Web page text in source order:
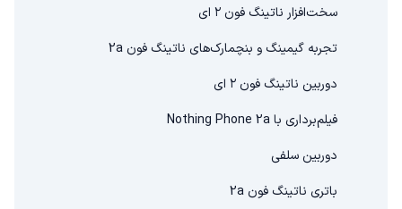
سخت‌افزار ناتینگ فون ۲ ای
تجربه گیمینگ و بنچمارک‌های ناتینگ فون 2a
دوربین ناتینگ فون ۲ ای
فیلم‌برداری با Nothing Phone 2a
دوربین سلفی
باتری ناتینگ فون 2a